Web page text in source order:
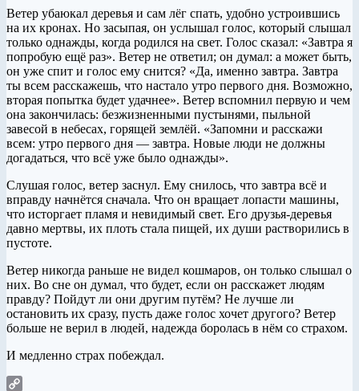
Ветер убаюкал деревья и сам лёг спать, удобно устроившись
на их кронах. Но засыпая, он услышал голос, который слышал
только однажды, когда родился на свет. Голос сказал: «Завтра я
попробую ещё раз». Ветер не ответил; он думал: а может быть,
он уже спит и голос ему снится? «Да, именно завтра. Завтра
ты всем расскажешь, что настало утро первого дня. Возможно,
вторая попытка будет удачнее». Ветер вспомнил первую и чем
она закончилась: безжизненными пустынями, пыльной
завесой в небесах, горящей землёй. «Запомни и расскажи
всем: утро первого дня — завтра. Новые люди не должны
догадаться, что всё уже было однажды».
Слушая голос, ветер заснул. Ему снилось, что завтра всё и
вправду начнётся сначала. Что он вращает лопасти машины,
что исторгает пламя и невидимый свет. Его друзья-деревья
давно мертвы, их плоть стала пищей, их души растворились в
пустоте.
Ветер никогда раньше не видел кошмаров, он только слышал о
них. Во сне он думал, что будет, если он расскажет людям
правду? Пойдут ли они другим путём? Не лучше ли
остановить их сразу, пусть даже голос хочет другого? Ветер
больше не верил в людей, надежда боролась в нём со страхом.
И медленно страх побеждал.